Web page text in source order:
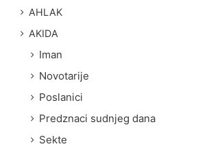
AHLAK
AKIDA
Iman
Novotarije
Poslanici
Predznaci sudnjeg dana
Sekte